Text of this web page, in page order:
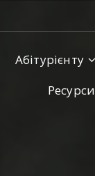
Абітурієнту
Ресурси